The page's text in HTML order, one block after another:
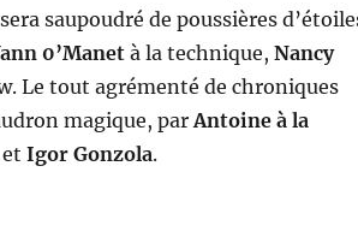
saupoudré de poussières
0’Manetà la technique, Nancy
Le tout agrémenté de chroniques
magique, parAntoine à la
Igor Gonzola.